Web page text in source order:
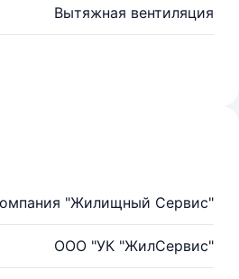
Вытяжная вентиляция
"Жилищный Сервис"
ООО "УК "ЖилСервис"